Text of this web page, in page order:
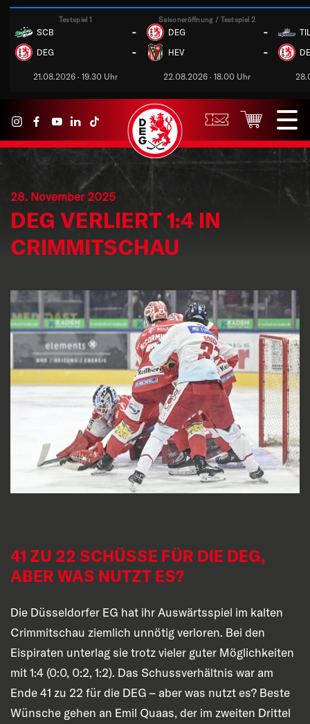
Testspiel 1
SCB -
DEG -
21.08.2026 · 19.30 Uhr
Saisoneröffnung / Testspiel 2
DEG -
HEV -
22.08.2026 · 18.00 Uhr
TIL
28. November 2025
DEG VERLIERT 1:4 IN
CRIMMITSCHAU
41 ZU 22 SCHÜSSE FÜR DIE DEG,
ABER WAS NUTZT ES?
Die Düsseldorfer EG hat ihr Auswärtsspiel im kalten
Crimmitschau ziemlich unnötig verloren. Bei den
Eispiraten unterlag sie trotz vieler guter Möglichkeiten
mit 1:4 (0:0, 0:2, 1:2). Das Schussverhältnis war am
Ende 41 zu 22 für die DEG – aber was nutzt es? Beste
Wünsche gehen an Emil Quaas, der im zweiten Drittel